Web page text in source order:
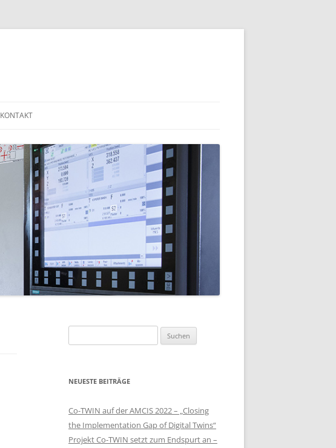
KONTAKT
DATENSCHUTZERKLÄRUNG
BARRIEREFREIHEITSERKLÄRUNG
nach:
NEUESTE BEITRÄGE
Co-TWIN auf der AMCIS 2022 – „Closing
the Implementation Gap of Digital Twins“
Projekt Co-TWIN setzt zum Endspurt an –